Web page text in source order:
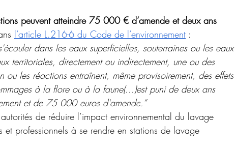
peuvent atteindre 75 000 € d’amende et deux ans
l’article L.216-6 du Code de l’environnement :
dans les eaux superficielles, souterraines ou les eaux
territoriales, directement ou indirectement, une ou des
ou les réactions entraînent, même provisoirement, des effets
à la flore ou à la faune(...)est puni de deux ans
et de 75 000 euros d'amende. ”
de réduire l’impact environnemental du lavage
professionnels à se rendre en stations de lavage